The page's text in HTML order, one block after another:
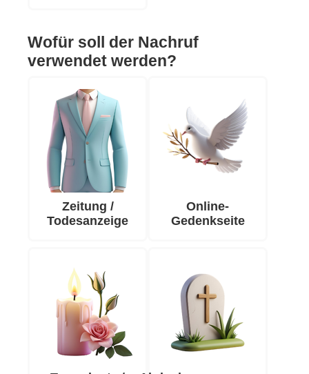
Wofür soll der Nachruf
verwendet werden?
Zeitung /
Todesanzeige
Online-
Gedenkseite